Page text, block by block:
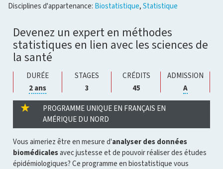
Disciplines d'appartenance: Biostatistique, Statistique
Devenez un expert en méthodes
statistiques en lien avec les sciences de
la santé
DURÉE
2 ansCliquer
pour
ouvrir
l'infobulle
STAGES
3
CRÉDITS
45
ADMISSION
ACliquer
pour
PROGRAMME UNIQUE EN FRANÇAIS EN
AMÉRIQUE DU NORD
Vous aimeriez être en mesure d'analyser des données
biomédicalesavec justesse et de pouvoir réaliser des études
épidémiologiques? Ce programme en biostatistique vous